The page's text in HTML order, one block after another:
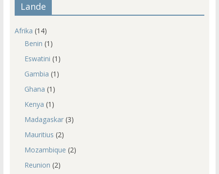
Lande
Afrika (14)
Benin (1)
Eswatini (1)
Gambia (1)
Ghana (1)
Kenya (1)
Madagaskar(3)
Mauritius (2)
Mozambique (2)
Reunion (2)